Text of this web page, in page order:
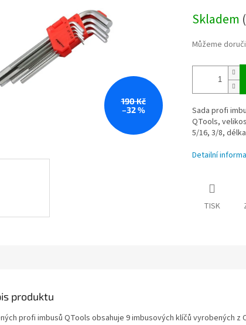
190 Kč
–32 %
cena:
Skladem
Můžeme
Sada profi
QTools,
5/16, 3/8,
Detailní
TISK
produktu
profi imbusů QTools obsahuje 9 imbusových klíčů vyrobených z